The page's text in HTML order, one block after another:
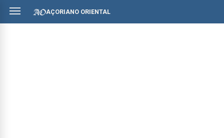
AÇORIANO ORIENTAL